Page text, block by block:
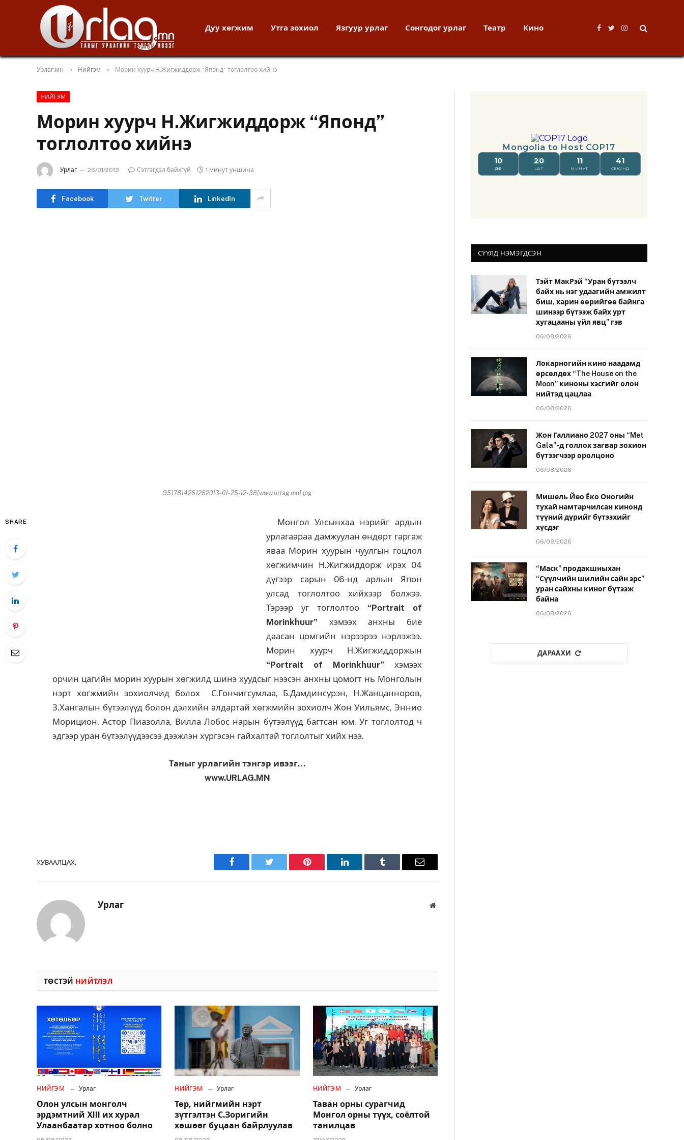
Дуу хөгжим Утга зохиол Язгуур урлаг Сонгодог урлаг Театр Кино
Facebook
TwitterInstagram
Урлаг.мн » Нийгэм » Морин хуурч Н.Жигжиддорж “Японд” тоглолтоо хийнэ
НИЙГЭМ
Морин хуурч Н.Жигжиддорж “Японд”
тоглолтоо хийнэ
Урлаг 26/01/2013 Сэтгэгдэл байхгүй 1 минут уншина
Facebook Twitter LinkedIn
9517814261282013-01-25-12-38[www.urlag.mn].jpg
SHARE
Монгол Улсынхаа нэрийг ардын
урлагаараа дамжуулан өндөрт гаргаж
яваа Морин хуурын чуулгын гоцлол
хөгжимчин Н.Жигжиддорж ирэх 04
дүгээр сарын 06-нд арлын Япон
улсад тоглолтоо хийхээр болжээ.
Тэрээр уг тоглолтоо “Portrait of
Morinkhuur” хэмээх анхны бие
даасан цомгийн нэрээрээ нэрлэжээ.
Морин хуурч Н.Жигжиддоржын
“Portrait of Morinkhuur” хэмээх
орчин цагийн морин хуурын хөгжилд шинэ хуудсыг нээсэн анхны цомогт нь Монголын
нэрт хөгжмийн зохиолчид болох С.Гончигсумлаа, Б.Дамдинсүрэн, Н.Жанцанноров,
З.Хангалын бүтээлүүд болон дэлхийн алдартай хөгжмийн зохиолч Жон Уильямс, Эннио
Морицион, Астор Пиазолла, Вилла Лобос нарын бүтээлүүд багтсан юм. Уг тоглолтод ч
эдгээр уран бүтээлүүдээсээ дээжлэн хүргэсэн гайхалтай тоглолтыг хийх нээ.
Таныг урлагийн тэнгэр ивээг…
www.URLAG.MN
ХУВААЛЦАХ.
Facebook Twitter Pinterest LinkedIn Tumblr Имэйл
Урлаг Вэбсайт
ТӨСТЭЙ НИЙТЛЭЛ
НИЙГЭМ Урлаг
Олон улсын монголч
эрдэмтний XIII их хурал
Улаанбаатар хотноо болно
НИЙГЭМ Урлаг
Төр, нийгмийн нэрт
зүтгэлтэн С.Зоригийн
хөшөөг буцаан байрлуулав
НИЙГЭМ Урлаг
Таван орны сурагчид
Монгол орны түүх, соёлтой
танилцав
СҮҮЛД НЭМЭГДСЭН
Тэйт МакРэй “Уран бүтээлч
байх нь нэг удаагийн амжилт
биш, харин өөрийгөө байнга
шинээр бүтээж байх урт
хугацааны үйл явц” гэв
06/08/2026
Локарногийн кино наадамд
өрсөлдөх “The House on the
Moon” киноны хэсгийг олон
нийтэд цацлаа
06/08/2026
Жон Галлиано 2027 оны “Met
Gala”-д голлох загвар зохион
бүтээгчээр оролцоно
06/08/2026
Мишель Йео Ёко Оногийн
тухай намтарчилсан кинонд
түүний дүрийг бүтээхийг
хүсдэг
06/08/2026
“Маск” продакшныхан
“Сүүлчийн шилийн сайн эрс”
уран сайхны киног бүтээж
байна
06/08/2026
ДАРААХИ